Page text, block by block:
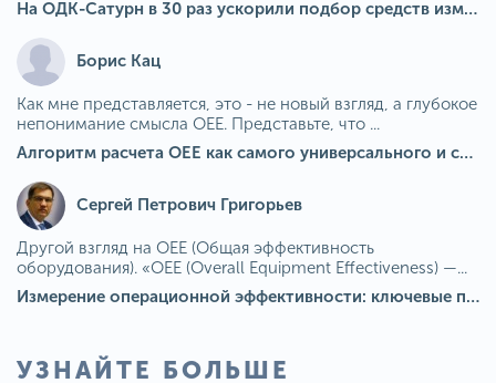
На ОДК-Сатурн в 30 раз ускорили подбор средств измерения для контроля качества продукции
Борис Кац
Как мне представляется, это - не новый взгляд, а глубокое
непонимание смысла OEE. Представьте, что ...
Алгоритм расчета ОЕЕ как самого универсального и современного показателя эффективности оборудования в мире
Сергей Петрович Григорьев
Другой взгляд на OEE (Общая эффективность
оборудования). «OEE (Overall Equipment Effectiveness) —...
Измерение операционной эффективности: ключевые показатели для непрерывного совершенствования
УЗНАЙТЕ БОЛЬШЕ